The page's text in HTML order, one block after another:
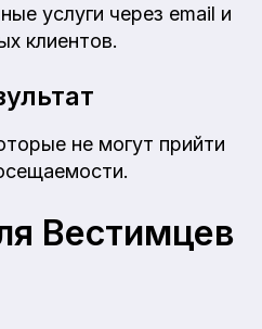
услуги через email и
клиентов.
не могут прийти
Вестимцев